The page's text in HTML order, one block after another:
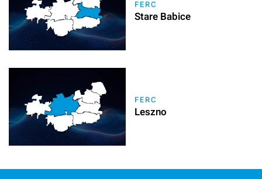
FERC
Stare Babice
FERC
Leszno